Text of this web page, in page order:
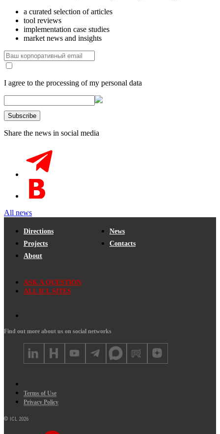
a curated selection of articles
tool reviews
implementation case studies
market news and insights
I agree to the processing of my personal data
Share the news in social media
All news
Directions
Projects
About
News
Contacts
ASK A QUESTION
ALL ICL SITES
Find out more about us on social networks
Terms of Use
Privacy Policy
© ICL 2026